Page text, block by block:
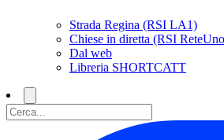
Strada Regina (RSI LA1)
Chiese in diretta (RSI
Dal web
Libreria SHORTCATT